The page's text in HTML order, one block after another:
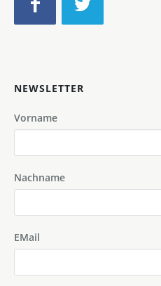
NEWSLETTER
Vorname
Nachname
EMail